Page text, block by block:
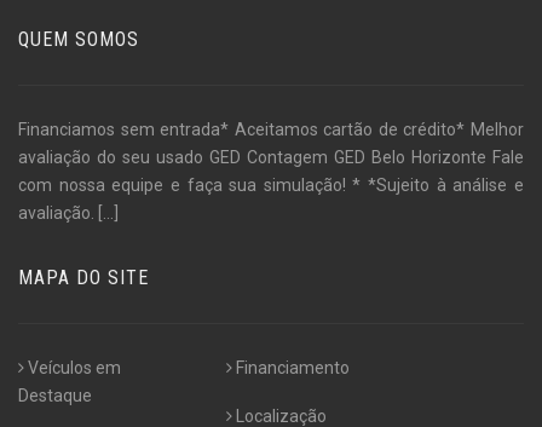
QUEM SOMOS
Financiamos sem entrada* Aceitamos cartão de crédito* Melhor
avaliação do seu usado GED Contagem GED Belo Horizonte Fale
com nossa equipe e faça sua simulação! * *Sujeito à análise e
avaliação. [...]
MAPA DO SITE
Veículos em
Destaque
Financiamento
Localização